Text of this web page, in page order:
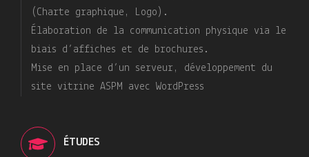
(Charte graphique, Logo).
Élaboration de la communication physique via le
biais d’affiches et de brochures.
Mise en place d’un serveur, développement du
site vitrine ASPM avec WordPress
ÉTUDES